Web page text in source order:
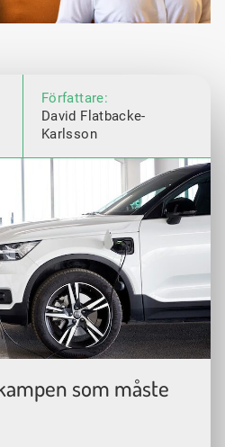
Författare:
David Flatbacke-
Karlsson
som måste